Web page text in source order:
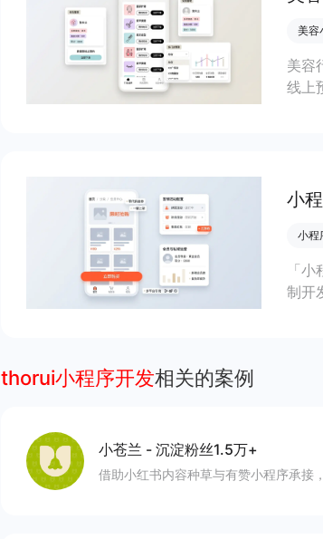
美容
美容
线上
小
小程
「
制开
thorui小程序开发相关的案例
小苍兰 - 沉淀粉丝1.5万+
借助小红书内容种草与有赞小程序承接